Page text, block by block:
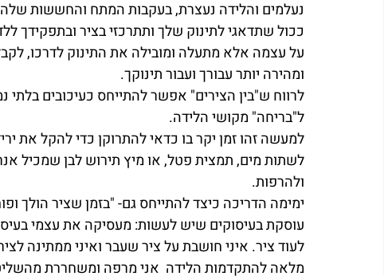
נעלמים והלידה נעצרת, בעקבות המתח והחששות
ככול שתדאגי לתינוק שלך ותתרכזי בציר ובתפקידך
על עצמה אלא מתעלה ומובילה את התינוק לדרכו,
ומהירה יותר עבורך ועבור תינוקך.
לרווח ש"בין הצירים" אפשר להתייחס כעיכובים
ל"בריחה" מקושי הלידה.
למעשה זהו זמן יקר בו כדאי להתרוקן כדי להקל את
לשתות מים, תמצית פטל, או מיץ תירוש לבן שמכיל
ולהרפות.
ימימה הדריכה כיצד להתייחס גם- "בזמן שציר הולך
עוסקת בעיסוקים שיש לעשות: מעסיקה את עצמי
לעוד ציר. איני חושבת על ציר שעבר ואיני ממתינה
מלאה להתקדמות הלידה  אני מרפה ומשחררת